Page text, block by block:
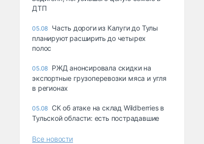
ДТП
05.08 Часть дороги из Калуги до Тулы
планируют расширить до четырех
полос
05.08 РЖД анонсировала скидки на
экспортные грузоперевозки мяса и угля
в регионах
05.08 СК об атаке на склад Wildberries в
Тульской области: есть пострадавшие
Все новости